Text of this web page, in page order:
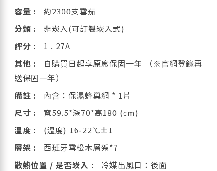
容量 :
約2300支雪茄
分類 :
非崁入(可訂製崁入式)
評分 :
1 . 27A
其他 :
自購買日起享原廠保固一年 （※官網登錄再
送保固一年）
備註 :
內含：保濕蜂巢網 * 1片
尺寸 :
寬59.5*深70*高180 (cm)
溫度 :
(溫度) 16-22℃±1
層架 :
西班牙雪松木層架*7
散熱位置 / 是否崁入 :
冷媒出風口：後面